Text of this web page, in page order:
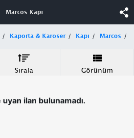
Marcos Kapı
Kaporta & Karoser Kapı Marcos
Sırala Görünüm
ilan bulunamadı.